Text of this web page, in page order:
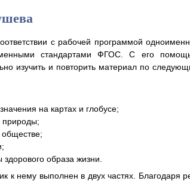
с рабочей программой
стандартами ФГОС. С его
изучить и повторить материал по
на картах и глобусе;
природы;
образа жизни.
к нему выполнен в двух частях. Благодаря